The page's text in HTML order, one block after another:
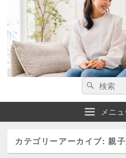
検
索:
検
索
メニ
カテゴリーアーカイブ:親